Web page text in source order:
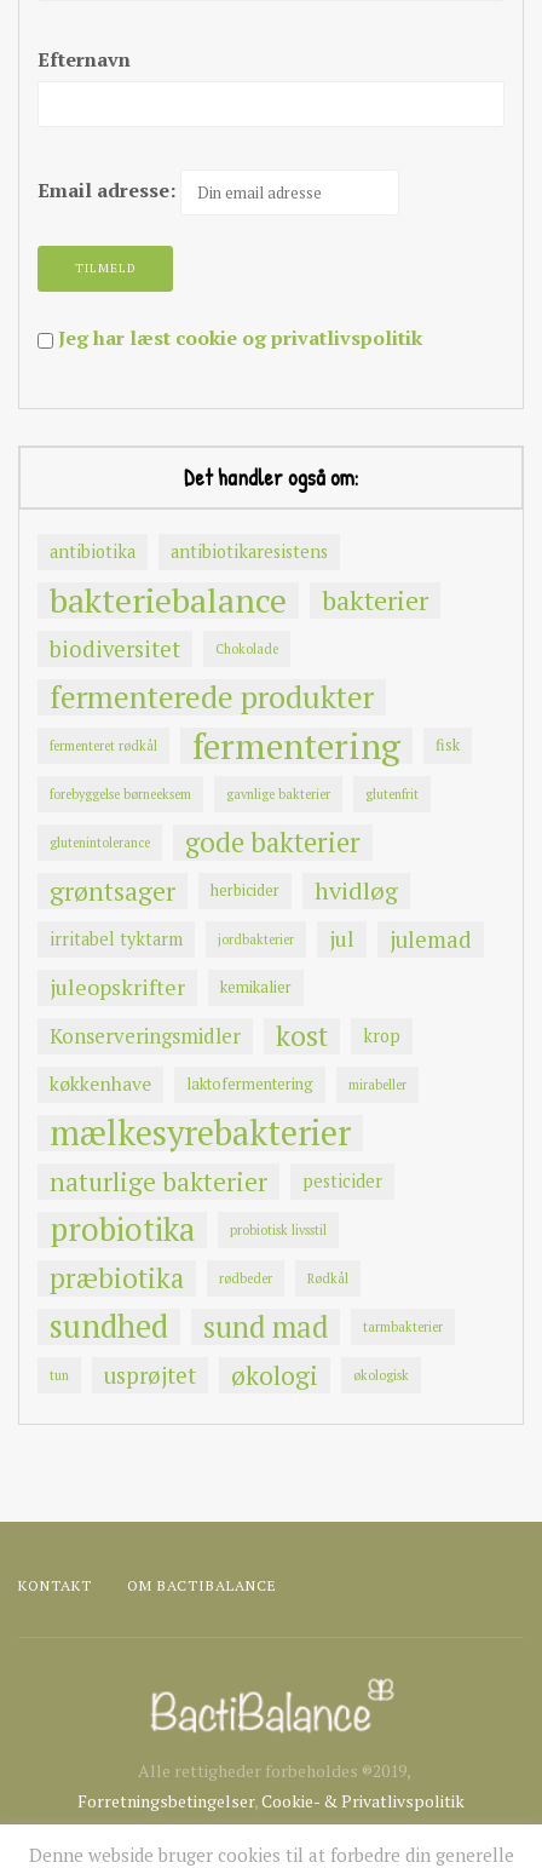
Efternavn
Email adresse:
Jeg har læst cookie og privatlivspolitik
Det handler også om:
antibiotika antibiotikaresistens
bakteriebalance bakterier
biodiversitet Chokolade
fermenterede produkter
fermenteret rødkål fermentering fisk
forebyggelse børneeksem gavnlige bakterier glutenfrit
glutenintolerance gode bakterier
grøntsager herbicider hvidløg
irritabel tyktarm jordbakterier jul julemad
juleopskrifter kemikalier
Konserveringsmidler kost krop
køkkenhave laktofermentering mirabeller
mælkesyrebakterier
naturlige bakterier pesticider
probiotika probiotisk livsstil
præbiotika rødbeder Rødkål
sundhed sund mad tarmbakterier
tun usprøjtet økologi økologisk
KONTAKT OM BACTIBALANCE
Alle rettigheder forbeholdes ®2019,
Forretningsbetingelser,Cookie- & Privatlivspolitik
Denne webside bruger cookies til at forbedre din generelle